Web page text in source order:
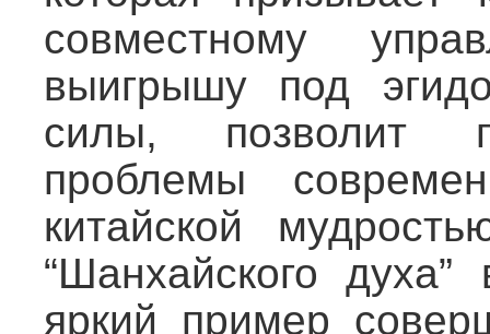
совместному
выигрышу под
силы, позволит
проблемы
китайской
“Шанхайского
яркий пример